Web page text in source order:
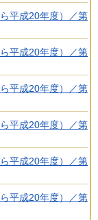
平成20年度）／第
平成20年度）／第
平成20年度）／第
平成20年度）／第
平成20年度）／第
平成20年度）／第